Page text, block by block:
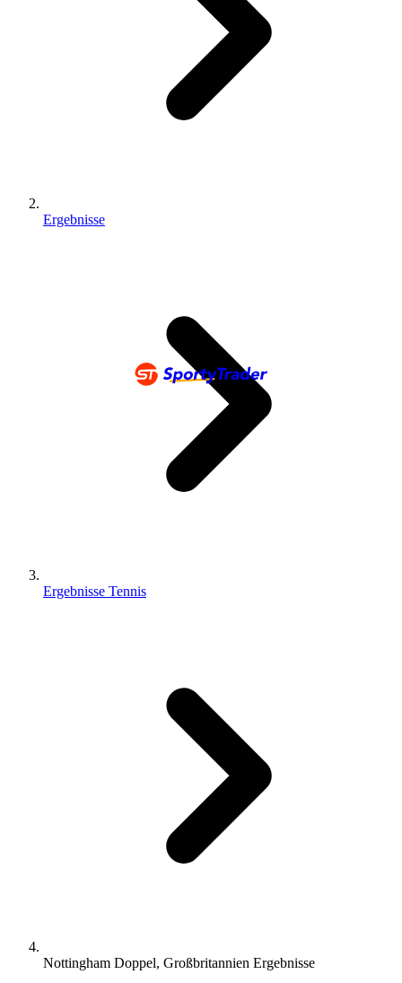
Ergebnisse
Ergebnisse Tennis
Nottingham Doppel, Großbritannien Ergebnisse